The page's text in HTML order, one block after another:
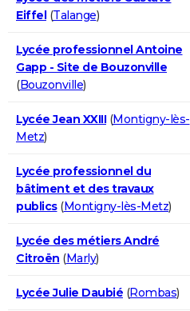
Eiffel(Talange)
Lycée professionnel Antoine
Gapp - Site de Bouzonville
(Bouzonville)
Lycée Jean XXIII(Montigny-lès-
Metz)
Lycée professionnel du
bâtiment et des travaux
publics(Montigny-lès-Metz)
Lycée des métiers André
Citroën (Marly)
Lycée Julie Daubié (Rombas)